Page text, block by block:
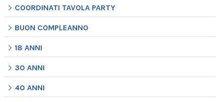
COORDINATI TAVOLA PARTY
BUON COMPLEANNO
18 ANNI
30 ANNI
40 ANNI